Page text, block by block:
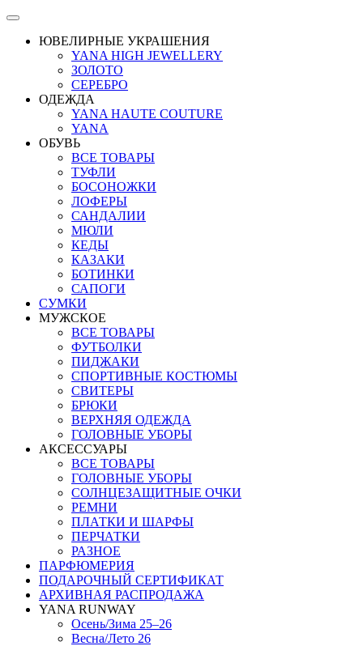
ЮВЕЛИРНЫЕ УКРАШЕНИЯ
YANA HIGH JEWELLERY
ЗОЛОТО
СЕРЕБРО
ОДЕЖДА
YANA HAUTE COUTURE
YANA
ОБУВЬ
ВСЕ ТОВАРЫ
ТУФЛИ
БОСОНОЖКИ
ЛОФЕРЫ
САНДАЛИИ
МЮЛИ
КЕДЫ
КАЗАКИ
БОТИНКИ
САПОГИ
СУМКИ
МУЖСКОЕ
ВСЕ ТОВАРЫ
ФУТБОЛКИ
ПИДЖАКИ
СПОРТИВНЫЕ КОСТЮМЫ
СВИТЕРЫ
БРЮКИ
ВЕРХНЯЯ ОДЕЖДА
ГОЛОВНЫЕ УБОРЫ
АКСЕССУАРЫ
ВСЕ ТОВАРЫ
ГОЛОВНЫЕ УБОРЫ
СОЛНЦЕЗАЩИТНЫЕ ОЧКИ
РЕМНИ
ПЛАТКИ И ШАРФЫ
ПЕРЧАТКИ
РАЗНОЕ
ПАРФЮМЕРИЯ
ПОДАРОЧНЫЙ СЕРТИФИКАТ
АРХИВНАЯ РАСПРОДАЖА
YANA RUNWAY
Осень/Зима 25–26
Весна/Лето 26